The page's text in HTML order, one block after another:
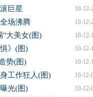
10-12-
巨星
10-12-
场沸腾
10-12-
"大美女(图)
10-12-
》(图)
10-12-
势(图)
10-12-
工作狂人(图)
10-12-
光(图)